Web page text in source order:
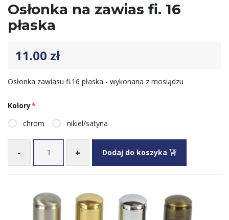
Osłonka na zawias fi. 16
płaska
11.00 zł
Osłonka zawiasu fi.16 płaska - wykonana z mosiądzu
Kolory*
chrom
nikiel/satyna
- + Dodaj do koszyka